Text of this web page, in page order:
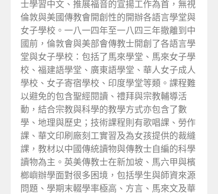
士學習中文、推展福音的宣揚工作為首，無視
倫敦與美國傳教會開創性的開辦各語言學堂與
女子學校。一八一四年至一八四三年撤離到中
國前，倫敦會與美部會傳教士開創了各語言學
堂與女子學校：包括了馬來學堂、馬來女子學
校、福建語學堂、廣東語學堂、華人女子成人
學校、女子寄宿學校、印度學堂等類。課程難
以避免的包含聖經閱讀、禮拜與宗教輔導活
動，結合宗教與科學的教學方式亦包含了數
學、地理與歷史；技術課程則有歌唱課、勞作
課、華文印刷廠刻工實習及為女孩提供的裁縫
課，教材以中國傳統讀物與傳教士自編的科學
讀物為主。英美傳教士在新加坡、馬六甲與檳
榔嶼辦學面對很多困境，包括學生與師資來源
問題、學期末輟學率極高、方言、馬來文及華